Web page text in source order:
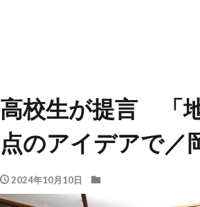
高校生が提言 「
点のアイデアで／
2024年10月10日